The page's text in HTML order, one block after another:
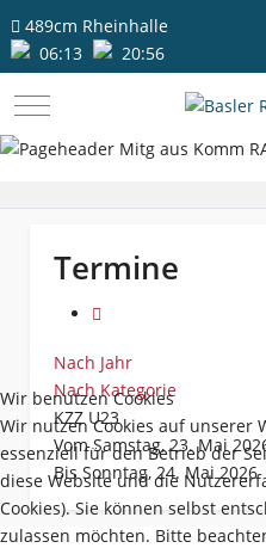
489cm Rheinhalle
06:13
20:56
Mobile Menu Toggle
Termine
Nach Jahr
Nach Kategorie
KZZ U23
Vom Samstag, 23. Mai
Bis Sonntag, 24. Mai 2026
Wir benutzen Cookies
Wir nutzen Cookies auf unserer
essenziell für den Betrieb der
diese Website und die
Cookies). Sie können selbst
zulassen möchten. Bitte